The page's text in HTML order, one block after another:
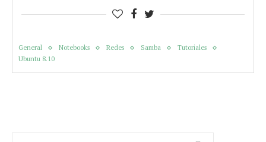
General Notebooks Redes Samba
Tutoriales
Ubuntu 8.10